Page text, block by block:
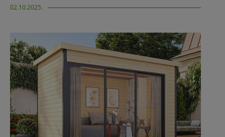
02.10.2025.